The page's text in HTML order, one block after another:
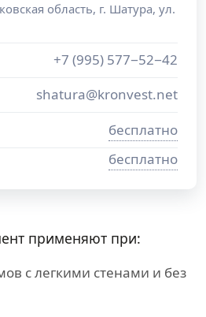
область, г. Шатура, ул.
+7 (995) 577−52−42
shatura@kronvest.net
бесплатно
бесплатно
применяют при:
с легкими стенами и без